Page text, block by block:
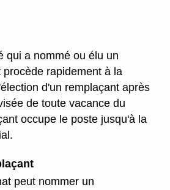
qui a nommé ou élu un
rapidement à la
d'un remplaçant après
de toute vacance du
occupe le poste jusqu'à la
peut nommer un